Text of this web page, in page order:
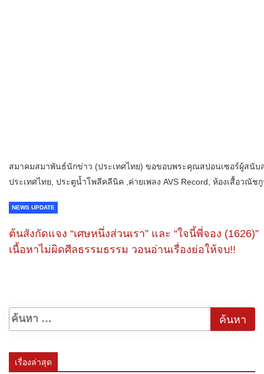
สมาคมสมาพันธ์นักข่าว (ประเทศไทย) ขอขอบพระคุณสปอนเซอร์ผู้สนั
ประเทศไทย, ประตูน้ำโพลีคลีนิค ,ค่ายเพลง AVS Record, ห้องเสื้อวณั
NEWS UPDATE
ต้นสังกัดแจง “เศษหนึ่งส่วนเรา” และ “ใจนี้พี่จอง (1626)”
เนื้อหาไม่ผิดศีลธรรมธรรม วอนอ่านเรื่องย่อให้จบ!!
เรื่องล่าสุด